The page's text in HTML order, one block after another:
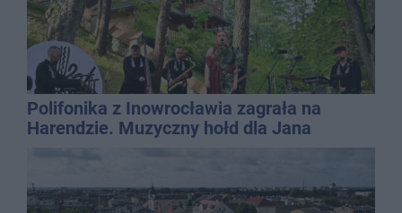
Polifonika z Inowrocławia zagrała na
Harendzie. Muzyczny hołd dla Jana